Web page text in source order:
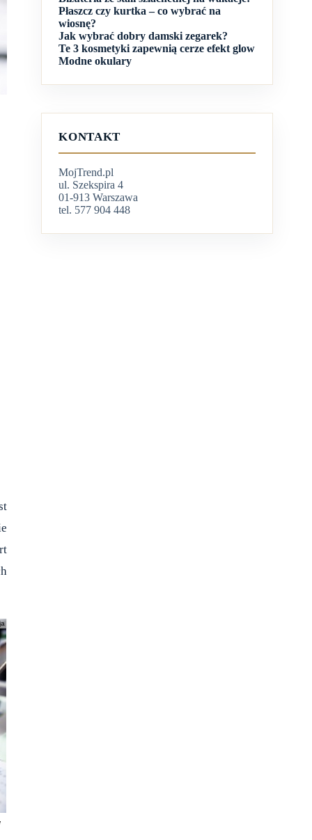
Płaszcz czy kurtka – co wybrać na
wiosnę?
Jak wybrać dobry damski zegarek?
Te 3 kosmetyki zapewnią cerze efekt glow
Modne okulary
KONTAKT
MojTrend.pl
ul. Szekspira 4
01-913 Warszawa
tel. 577 904 448